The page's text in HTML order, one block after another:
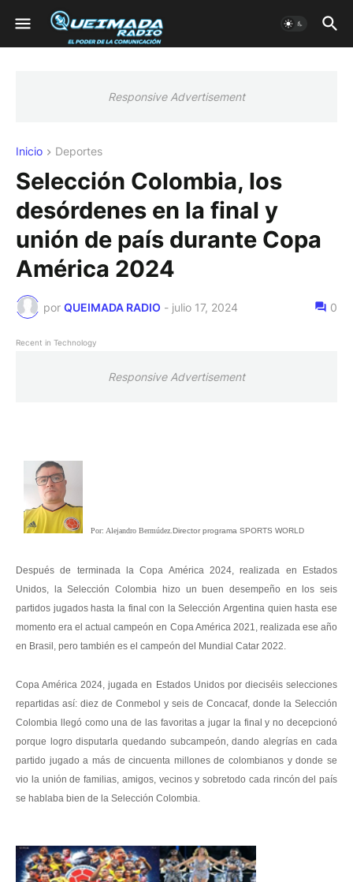
Responsive Advertisement
Inicio Deportes
Selección Colombia, los
desórdenes en la final y
unión de país durante Copa
América 2024
por QUEIMADA RADIO - julio 17, 2024 0
Recent in Technology
Responsive Advertisement
Por: Alejandro Bermúdez. Director programa SPORTS WORLD
Después de terminada la Copa América 2024, realizada en Estados
Unidos, la Selección Colombia hizo un buen desempeño en los seis
partidos jugados hasta la final con la Selección Argentina quien hasta ese
momento era el actual campeón en Copa América 2021, realizada ese año
en Brasil, pero también es el campeón del Mundial Catar 2022.
Copa América 2024, jugada en Estados Unidos por dieciséis selecciones
repartidas así: diez de Conmebol y seis de Concacaf, donde la Selección
Colombia llegó como una de las favoritas a jugar la final y no decepcionó
porque logro disputarla quedando subcampeón, dando alegrías en cada
partido jugado a más de cincuenta millones de colombianos y donde se
vio la unión de familias, amigos, vecinos y sobretodo cada rincón del país
se hablaba bien de la Selección Colombia.